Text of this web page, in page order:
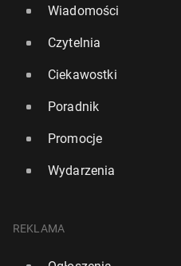
Wiadomości
Czytelnia
Ciekawostki
Poradnik
Promocje
Wydarzenia
REKLAMA